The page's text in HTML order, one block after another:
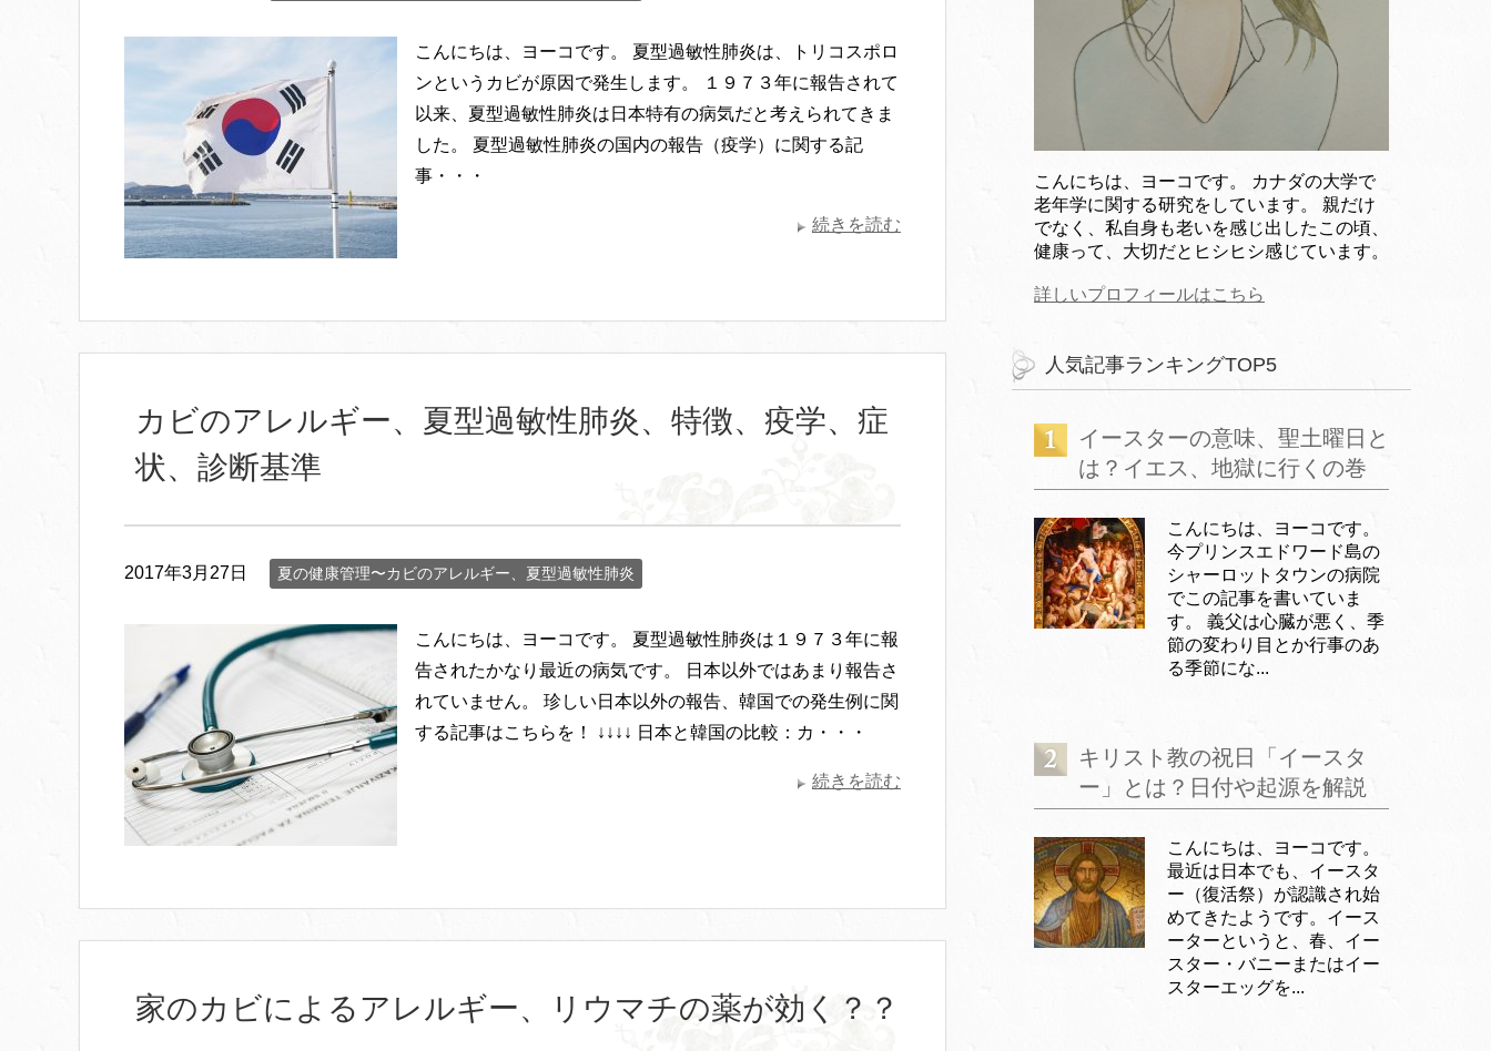
こんにちは、ヨーコです。 夏型過敏性肺炎は、トリコスポロ
ンというカビが原因で発生します。 １９７３年に報告されて
以来、夏型過敏性肺炎は日本特有の病気だと考えられてきま
した。 夏型過敏性肺炎の国内の報告（疫学）に関する記
事・・・
続きを読む
カビのアレルギー、夏型過敏性肺炎、特徴、疫学、症
状、診断基準
2017年3月27日 夏の健康管理〜カビのアレルギー、夏型過敏性肺炎
こんにちは、ヨーコです。 夏型過敏性肺炎は１９７３年に報
告されたかなり最近の病気です。 日本以外ではあまり報告さ
れていません。 珍しい日本以外の報告、韓国での発生例に関
する記事はこちらを！ ↓↓↓↓ 日本と韓国の比較：カ・・・
続きを読む
家のカビによるアレルギー、リウマチの薬が効く？？
こんにちは、ヨーコです。 カナダの大学で
老年学に関する研究をしています。 親だけ
でなく、私自身も老いを感じ出したこの頃、
健康って、大切だとヒシヒシ感じています。
詳しいプロフィールはこちら
人気記事ランキングTOP5
イースターの意味、聖土曜日と
は？イエス、地獄に行くの巻
こんにちは、ヨーコです。
今プリンスエドワード島の
シャーロットタウンの病院
でこの記事を書いていま
す。 義父は心臓が悪く、季
節の変わり目とか行事のあ
る季節にな...
キリスト教の祝日「イースタ
ー」とは？日付や起源を解説
こんにちは、ヨーコです。
最近は日本でも、イースタ
ー（復活祭）が認識され始
めてきたようです。イース
ーターというと、春、イー
スター・バニーまたはイー
スターエッグを...